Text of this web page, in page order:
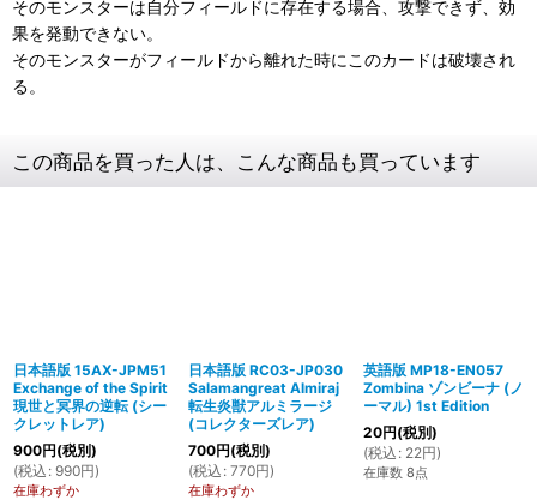
そのモンスターは自分フィールドに存在する場合、攻撃できず、効
果を発動できない。
そのモンスターがフィールドから離れた時にこのカードは破壊され
る。
この商品を買った人は、こんな商品も買っています
日本語版 15AX-JPM51
Exchange of the Spirit
現世と冥界の逆転 (シー
クレットレア)
900円(税別)
(税込 : 990円)
在庫わずか
日本語版 RC03-JP030
Salamangreat Almiraj
転生炎獣アルミラージ
(コレクターズレア)
700円(税別)
(税込 : 770円)
在庫わずか
英語版 MP18-EN057
Zombina ゾンビーナ (ノ
ーマル) 1st Edition
20円(税別)
(税込 : 22円)
在庫数 8点